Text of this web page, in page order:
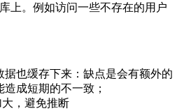
上。例如访问一些不存在的用户
据也缓存下来：缺点是会有额外的
成短期的不一致；
，避免推断